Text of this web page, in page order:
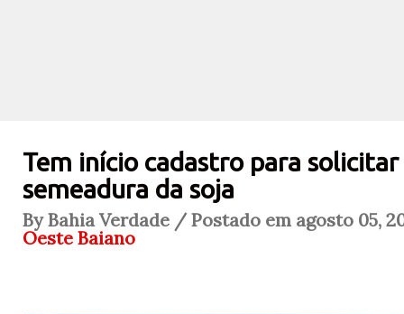
Tem início cadastro para
semeadura da soja
By Bahia Verdade / Postado em agosto 05,
Oeste Baiano